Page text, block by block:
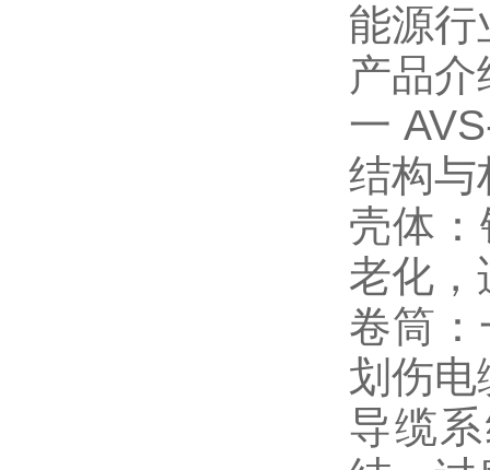
能源行
产品介
一
结构与
壳体
老化，
卷筒
划伤电
导缆